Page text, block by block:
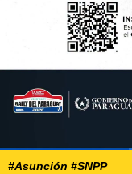
#Asunción #SNPP